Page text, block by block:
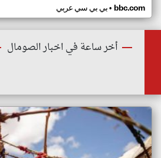
بي بي سي عربي• bbc.com
أخر ساعة في اخبار الصومال